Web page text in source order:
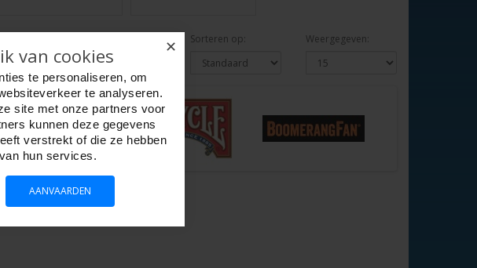
Sorteren op: Weergegeven:
✕
van cookies
te personaliseren, om
te analyseren.
site met onze partners voor
kunnen deze gegevens
verstrekt of die ze hebben
hun services.
AANVAARDEN